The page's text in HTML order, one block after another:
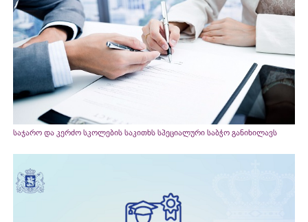
საჯარო და კერძო სკოლების საკითხს სპეციალური საბჭო განიხილავს